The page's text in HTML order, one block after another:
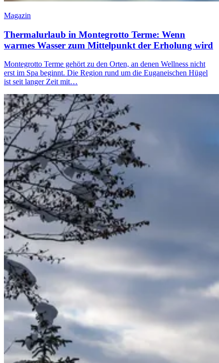
Magazin
Thermalurlaub in Montegrotto Terme: Wenn
warmes Wasser zum Mittelpunkt der Erholung wird
Montegrotto Terme gehört zu den Orten, an denen Wellness nicht
erst im Spa beginnt. Die Region rund um die Euganeischen Hügel
ist seit langer Zeit mit…